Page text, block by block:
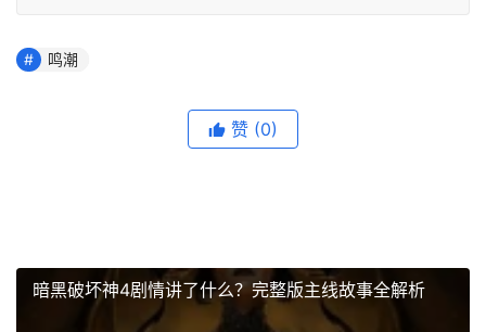
鸣潮
赞 (0)
暗黑破坏神4剧情讲了什么？完整版主线故事全解析